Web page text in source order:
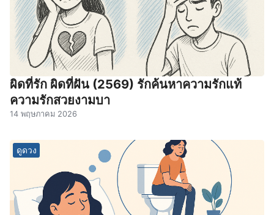
ผิดที่รัก ผิดที่ฝัน (2569) รักค้นหาความรักแท้
ความรักสวยงามบา
14 พฤษภาคม 2026
ดูดวง